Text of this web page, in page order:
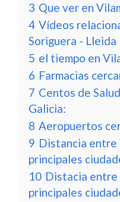
3 Que ver en
4 Vídeos
Soriguera - Lleida
5 el tiempo en
6 Farmacias
7 Centos de
Galicia:
8 Aeropuertos
9 Distancia entre
principales
10 Distacia entre
principales